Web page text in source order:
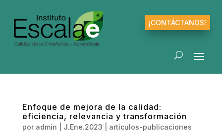
¡CONTÁCTANOS!
Enfoque de mejora de la calidad:
eficiencia, relevancia y transformación
por admin J.Ene.2023 articulos-publicaciones